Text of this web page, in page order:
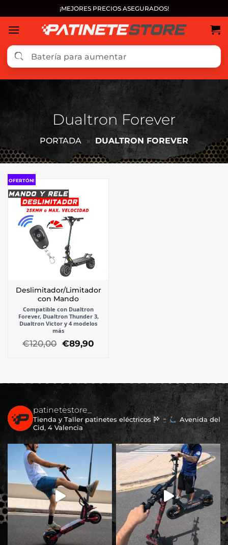
al
contenido
¡MEJORES PRECIOS ASEGURADOS!
Dualtron Forever
PORTADA » DUALTRON FOREVER
OFERTÓN!
Deslimitador/Limitador
con Mando
Compatible con Dualtron
Forever, Dualtron Thunder 3,
Dualtron Victor y 4 modelos
más
€120,00 El
precio
€89,90El
patinetestore_
Tienda y Taller patinetes eléctricos
Avenida del
Cid, 4 Valencia